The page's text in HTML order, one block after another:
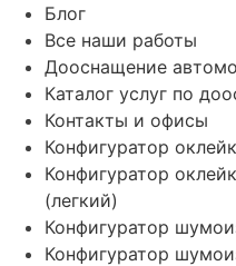
Блог
Все наши работы
Дооснащение
Каталог услуг по
Контакты и офисы
Конфигуратор
Конфигуратор
(легкий)
Конфигуратор
Конфигуратор